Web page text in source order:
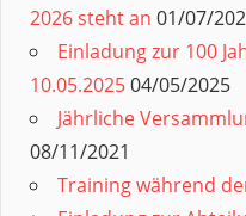
2026 steht an 01/07/
Einladung zur 100
10.05.202504/05/2025
Jährliche
08/11/2021
Training während